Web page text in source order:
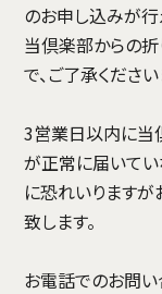
のお申し込みが行
当倶楽部からの
で、ご了承ください
3営業日以内に当
が正常に届いてい
に恐れいりますが
致します。
お電話でのお問